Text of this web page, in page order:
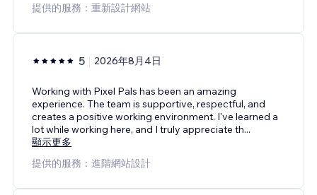
提供的服務：重新設計網站
5 2026年8月4日
Working with Pixel Pals has been an amazing
experience. The team is supportive, respectful, and
creates a positive working environment. I've learned a
lot while working here, and I truly appreciate th...
顯示更多
提供的服務：進階網站設計